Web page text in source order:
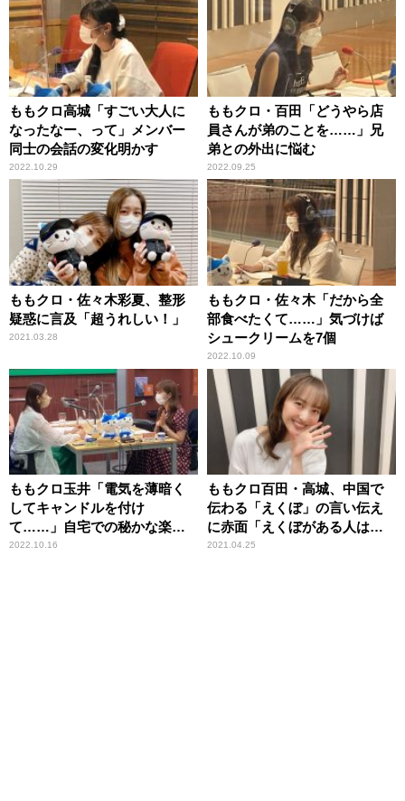
ももクロ高城「すごい大人に
なったなー、って」メンバー
同士の会話の変化明かす
2022.10.29
ももクロ・百田「どうやら店
員さんが弟のことを……」兄
弟との外出に悩む
2022.09.25
ももクロ・佐々木彩夏、整形
疑惑に言及「超うれしい！」
2021.03.28
ももクロ・佐々木「だから全
部食べたくて……」気づけば
シュークリームを7個
2022.10.09
ももクロ玉井「電気を薄暗く
してキャンドルを付け
て……」自宅での秘かな楽し
み
2022.10.16
ももクロ百田・高城、中国で
伝わる「えくぼ」の言い伝え
に赤面「えくぼがある人は忘
れられない人がいて……」
2021.04.25